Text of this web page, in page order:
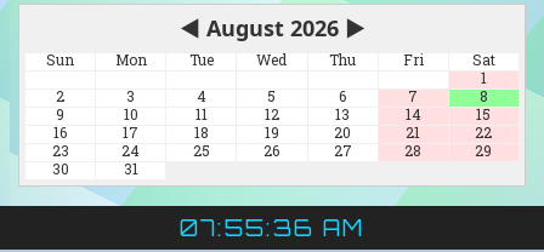
◀ August 2026 ▶
Sun Mon Tue Wed Thu Fri
Sat
1
2
3 4 5 6 7
8
9
10 11 12 13 14
15
16
17 18 19 20 21
22
23
24 25 26 27 28
29
30
31
07:55:36 AM